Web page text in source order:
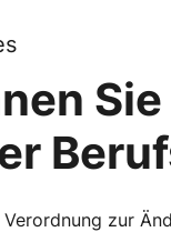
zur